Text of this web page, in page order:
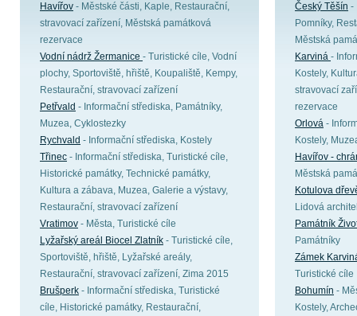
Havířov - Městské části, Kaple, Restaurační,
stravovací zařízení, Městská památková
rezervace
Vodní nádrž Žermanice - Turistické cíle, Vodní
plochy, Sportoviště, hřiště, Koupaliště, Kempy,
Restaurační, stravovací zařízení
Petřvald - Informační střediska, Památníky,
Muzea, Cyklostezky
Rychvald - Informační střediska, Kostely
Třinec - Informační střediska, Turistické cíle,
Historické památky, Technické památky,
Kultura a zábava, Muzea, Galerie a výstavy,
Restaurační, stravovací zařízení
Vratimov - Města, Turistické cíle
Lyžařský areál Biocel Zlatník - Turistické cíle,
Sportoviště, hřiště, Lyžařské areály,
Restaurační, stravovací zařízení, Zima 2015
Brušperk - Informační střediska, Turistické
cíle, Historické památky, Restaurační,
Český Těšín -
Pomníky,
Městská
Karviná -
Kostely,
stravovací
rezervace
Orlová -
Kostely,
Havířov -
Městská
Kotulova
Lidová
Památník
Památníky
Zámek
Turistické cíle
Bohumín -
Kostely,